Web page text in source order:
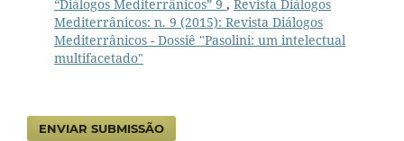
“Diálogos Mediterrânicos” 9 , Revista Diálogos
Mediterrânicos: n. 9 (2015): Revista Diálogos
Mediterrânicos - Dossiê "Pasolini: um intelectual
multifacetado"
ENVIAR SUBMISSÃO